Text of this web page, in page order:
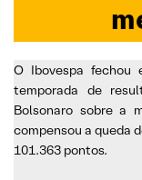
O Ibovespa
temporada de
Bolsonaro sobre a
compensou a queda
101.363 pontos.